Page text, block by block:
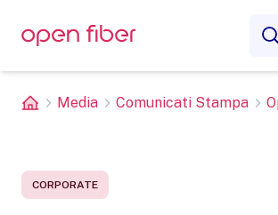
Media Comunicati Stampa
CORPORATE